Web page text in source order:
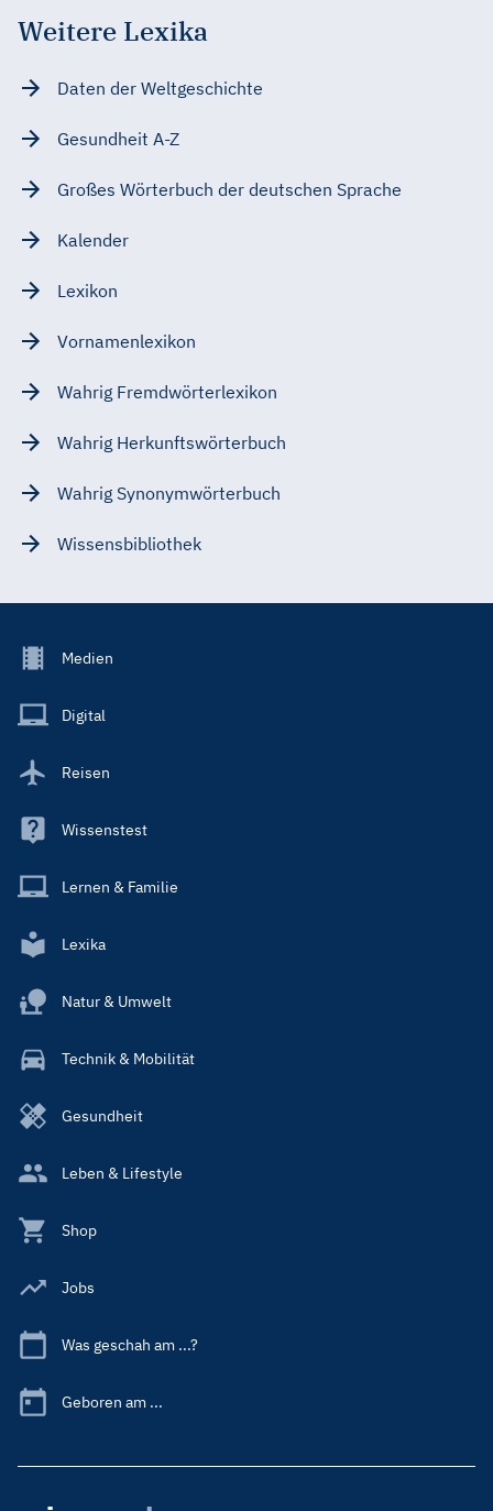
Weitere Lexika
Daten der Weltgeschichte
Gesundheit A-Z
Großes Wörterbuch der deutschen Sprache
Kalender
Lexikon
Vornamenlexikon
Wahrig Fremdwörterlexikon
Wahrig Herkunftswörterbuch
Wahrig Synonymwörterbuch
Wissensbibliothek
Footer
Main
Medien
Digital
Reisen
Wissenstest
Lernen & Familie
Lexika
Natur & Umwelt
Technik & Mobilität
Gesundheit
Leben & Lifestyle
Shop
Jobs
Was geschah am ...?
Geboren am ...